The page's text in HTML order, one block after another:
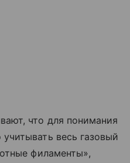
что для понимания
весь газовый
филаменты»,